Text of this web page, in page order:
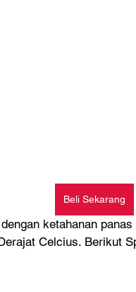
Beli Sekarang
ketahanan
Celcius. Berikut